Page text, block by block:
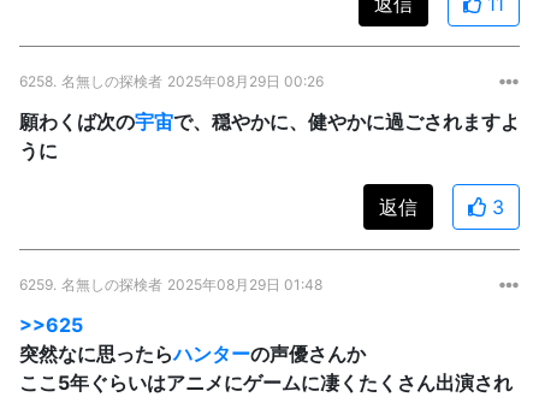
6258. 名無しの探検者 2025年08月29日 00:26
願わくば次の宇宙で、穏やかに、健やかに過ごされますよ
うに
返信 3
6259. 名無しの探検者 2025年08月29日 01:48
>>625
突然なに思ったらハンターの声優さんか
ここ5年ぐらいはアニメにゲームに凄くたくさん出演され